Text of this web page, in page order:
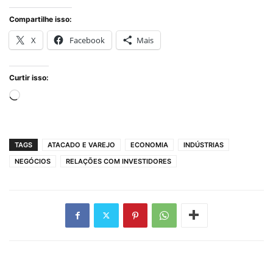
Compartilhe isso:
X Facebook Mais
Curtir isso:
Carregando...
TAGS ATACADO E VAREJO ECONOMIA
INDÚSTRIAS
NEGÓCIOS
RELAÇÕES COM INVESTIDORES